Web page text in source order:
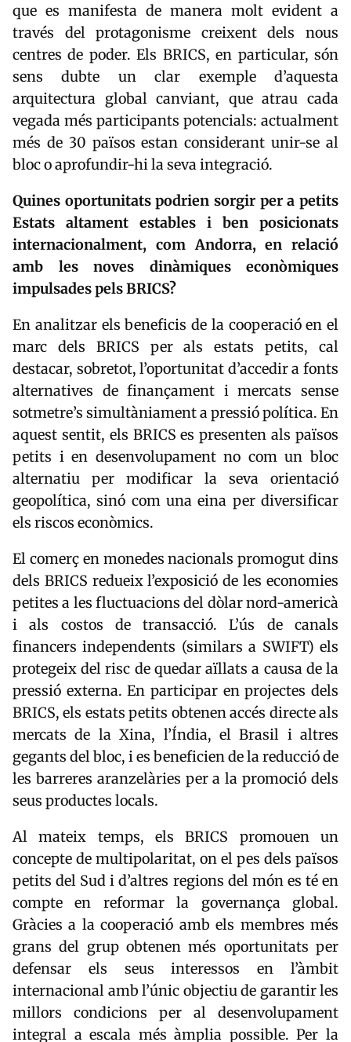
que es manifesta de manera molt evident a
través del protagonisme creixent dels nous
centres de poder. Els BRICS, en particular, són
sens dubte un clar exemple d’aquesta
arquitectura global canviant, que atrau cada
vegada més participants potencials: actualment
més de 30 països estan considerant unir-se al
bloc o aprofundir-hi la seva integració.
Quines oportunitats podrien sorgir per a petits
Estats altament estables i ben posicionats
internacionalment, com Andorra, en relació
amb les noves dinàmiques econòmiques
impulsades pels BRICS?
En analitzar els beneficis de la cooperació en el
marc dels BRICS per als estats petits, cal
destacar, sobretot, l’oportunitat d’accedir a fonts
alternatives de finançament i mercats sense
sotmetre’s simultàniament a pressió política. En
aquest sentit, els BRICS es presenten als països
petits i en desenvolupament no com un bloc
alternatiu per modificar la seva orientació
geopolítica, sinó com una eina per diversificar
els riscos econòmics.
El comerç en monedes nacionals promogut dins
dels BRICS redueix l’exposició de les economies
petites a les fluctuacions del dòlar nord-americà
i als costos de transacció. L’ús de canals
financers independents (similars a SWIFT) els
protegeix del risc de quedar aïllats a causa de la
pressió externa. En participar en projectes dels
BRICS, els estats petits obtenen accés directe als
mercats de la Xina, l’Índia, el Brasil i altres
gegants del bloc, i es beneficien de la reducció de
les barreres aranzelàries per a la promoció dels
seus productes locals.
Al mateix temps, els BRICS promouen un
concepte de multipolaritat, on el pes dels països
petits del Sud i d’altres regions del món es té en
compte en reformar la governança global.
Gràcies a la cooperació amb els membres més
grans del grup obtenen més oportunitats per
defensar els seus interessos en l’àmbit
internacional amb l’únic objectiu de garantir les
millors condicions per al desenvolupament
integral a escala més àmplia possible. Per la